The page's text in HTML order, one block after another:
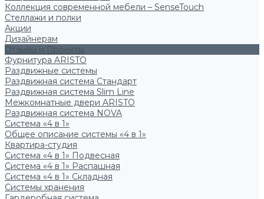
Коллекция современной мебели – SenseTouch
Стеллажи и полки
Акции
Дизайнерам
Отзывы и Проекты
Фурнитура ARISTO
Раздвижные системы
Раздвижная система Стандарт
Раздвижная система Slim Line
Межкомнатные двери ARISTO
Раздвижная система NOVA
Система «4 в 1»
Общее описание системы «4 в 1»
Квартира-студия
Система «4 в 1» Подвесная
Система «4 в 1» Распашная
Система «4 в 1» Складная
Системы хранения